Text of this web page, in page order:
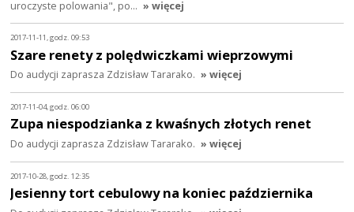
uroczyste polowania", po… » więcej
2017-11-11, godz. 09:53
Szare renety z polędwiczkami wieprzowymi
Do audycji zaprasza Zdzisław Tararako. » więcej
2017-11-04, godz. 06:00
Zupa niespodzianka z kwaśnych złotych renet
Do audycji zaprasza Zdzisław Tararako. » więcej
2017-10-28, godz. 12:35
Jesienny tort cebulowy na koniec października